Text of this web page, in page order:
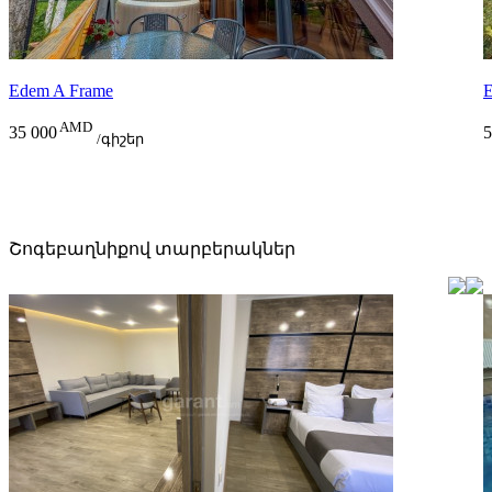
Edem A Frame
35 000AMD
/գիշեր
Շոգեբաղնիքով տարբերակներ